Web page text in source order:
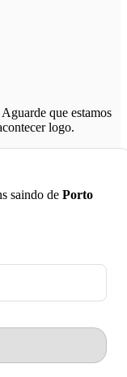
que estamos
logo.
saindo de Porto